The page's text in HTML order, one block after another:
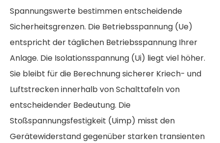
Spannungswerte bestimmen entscheidende
Sicherheitsgrenzen. Die Betriebsspannung (Ue)
entspricht der täglichen Betriebsspannung Ihrer
Anlage. Die Isolationsspannung (Ui) liegt viel höher.
Sie bleibt für die Berechnung sicherer Kriech- und
Luftstrecken innerhalb von Schalttafeln von
entscheidender Bedeutung. Die
Stoßspannungsfestigkeit (Uimp) misst den
Gerätewiderstand gegenüber starken transienten